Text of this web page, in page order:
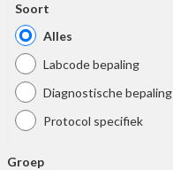
Soort
Alles
Labcode bepaling
Diagnostische bepaling
Protocol specifiek
Groep